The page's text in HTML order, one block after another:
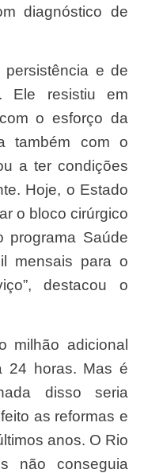
diagnóstico de
Ele resistiu em
o esforço da
também com o
a ter condições
Hoje, o Estado
o bloco cirúrgico
programa Saúde
mensais para o
destacou o
24 horas. Mas é
disso seria
as reformas e
anos. O Rio
não conseguia